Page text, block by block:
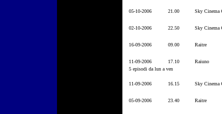
05-10-2006 21.00 Sky Cinema
02-10-2006 22.50 Sky Cinema
16-09-2006 09.00 Raitre
11-09-2006 17.10
Raiuno
5 episodi da lun a ven
11-09-2006 16.15 Sky Cinema
05-09-2006 23.40 Raitre